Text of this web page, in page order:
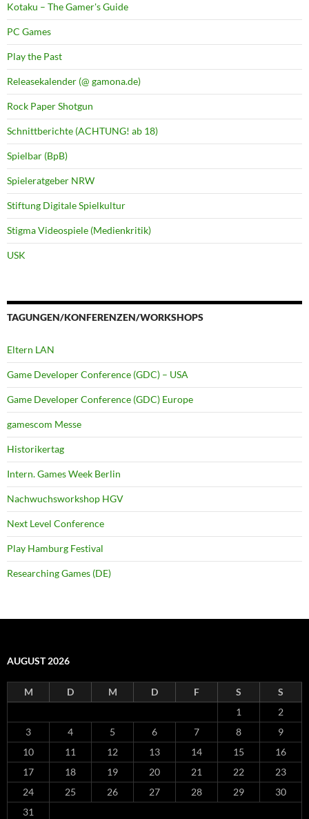
Kotaku – The Gamer's Guide
PC Games
Play the Past
Releasekalender (@ gamona.de)
Rock Paper Shotgun
Schnittberichte (ACHTUNG! ab 18)
Spielbar (BpB)
Spieleratgeber NRW
Stiftung Digitale Spielkultur
Stigma Videospiele (Medienkritik)
USK
TAGUNGEN/KONFERENZEN/WORKSHOPS
Eltern LAN
Game Developer Conference (GDC) – USA
Game Developer Conference (GDC) Europe
gamescom Messe
Historikertag
Intern. Games Week Berlin
Nachwuchsworkshop HGV
Next Level Conference
Play Hamburg Festival
Researching Games (DE)
AUGUST 2026
M D M D F S
S
1
2
3
4 5 6 7 8
9
10
11 12 13 14 15
16
17
18 19 20 21 22
23
24
25 26 27 28 29
30
31